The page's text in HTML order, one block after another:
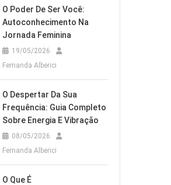
O Poder De Ser Você:
Autoconhecimento Na
Jornada Feminina
19/05/2026
Fernanda Alberici
O Despertar Da Sua
Frequência: Guia Completo
Sobre Energia E Vibração
08/05/2026
Fernanda Alberici
O Que É